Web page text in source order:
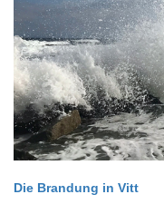
Die Brandung in Vitt